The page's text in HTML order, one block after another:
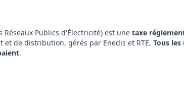
Réseaux Publics d'Électricité) est une taxe
et de distribution, gérés par Enedis et RTE. Tous
.